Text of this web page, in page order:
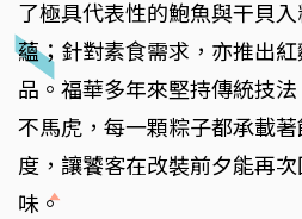
了極具代表性的鮑魚與干貝
蘊；針對素食需求，亦推出
品。福華多年來堅持傳統技
不馬虎，每一顆粽子都承載
度，讓饕客在改裝前夕能再
味。